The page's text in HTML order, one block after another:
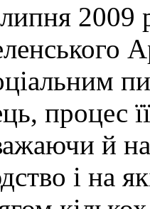
2009
процес
й
і на